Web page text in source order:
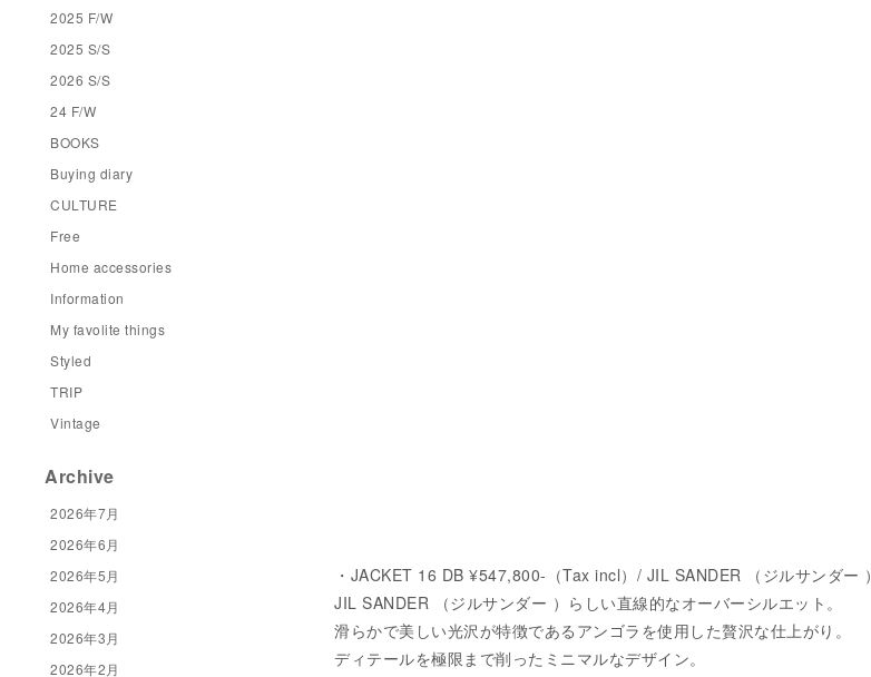
・JACKET 16 DB ¥547,800-（Tax incl）/ JIL SANDER （ジルサンダー ）
JIL SANDER （ジルサンダー ）らしい直線的なオーバーシルエット。
滑らかで美しい光沢が特徴であるアンゴラを使用した贅沢な仕上がり。
ディテールを極限まで削ったミニマルなデザイン。
2025 F/W
2025 S/S
2026 S/S
24 F/W
BOOKS
Buying diary
CULTURE
Free
Home accessories
Information
My favolite things
Styled
TRIP
Vintage
Archive
2026年7月
2026年6月
2026年5月
2026年4月
2026年3月
2026年2月